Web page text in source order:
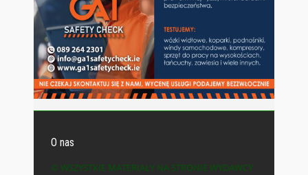
O nas
© WSZYSTKIE MATERIAŁY NA STRONIE WYDAWCY